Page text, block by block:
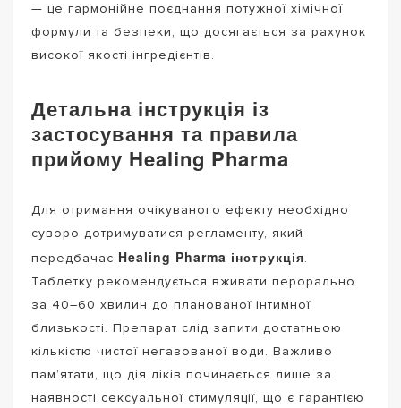
— це гармонійне поєднання потужної хімічної
формули та безпеки, що досягається за рахунок
високої якості інгредієнтів.
Детальна інструкція із
застосування та правила
прийому Healing Pharma
Для отримання очікуваного ефекту необхідно
суворо дотримуватися регламенту, який
передбачає Healing Pharma інструкція.
Таблетку рекомендується вживати перорально
за 40–60 хвилин до планованої інтимної
близькості. Препарат слід запити достатньою
кількістю чистої негазованої води. Важливо
пам’ятати, що дія ліків починається лише за
наявності сексуальної стимуляції, що є гарантією